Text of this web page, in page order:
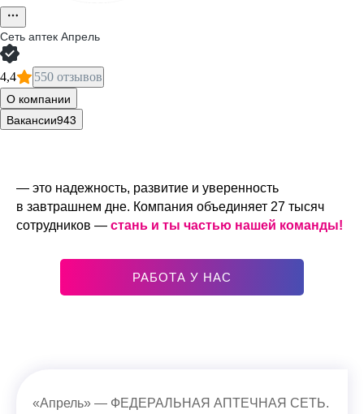
Сеть аптек Апрель
4,4 550 отзывов
О компании
Вакансии943
— это надежность, развитие и уверенность
в завтрашнем дне. Компания объединяет 27 тысяч
сотрудников — стань и ты частью нашей команды!
РАБОТА У НАС
«Апрель» — ФЕДЕРАЛЬНАЯ АПТЕЧНАЯ СЕТЬ.